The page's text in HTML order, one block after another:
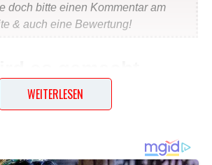
doch bitte einen Kommentar am
& auch eine Bewertung!
und halbgar kochen. Derzeit den
dem Rosenkohl in eine Auflaufform
Eiern verquirlen, mit Muskatnuß,
WEITERLESEN